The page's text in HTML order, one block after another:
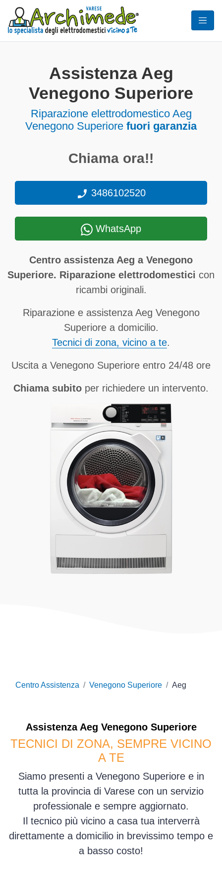
Assistenza Aeg
Venegono Superiore
Riparazione elettrodomestico Aeg
Venegono Superiore fuori garanzia
Chiama ora!!
3486102520
WhatsApp
Centro assistenza Aeg a Venegono
Superiore. Riparazione elettrodomestici con
ricambi originali.
Riparazione e assistenza Aeg Venegono
Superiore a domicilio.
Tecnici di zona, vicino a te.
Uscita a Venegono Superiore entro 24/48 ore
Chiama subito per richiedere un intervento.
Centro Assistenza Venegono Superiore Aeg
Assistenza Aeg Venegono Superiore
TECNICI DI ZONA, SEMPRE VICINO
A TE
Siamo presenti a Venegono Superiore e in
tutta la provincia di Varese con un servizio
professionale e sempre aggiornato.
Il tecnico più vicino a casa tua interverrà
direttamente a domicilio in brevissimo tempo e
a basso costo!